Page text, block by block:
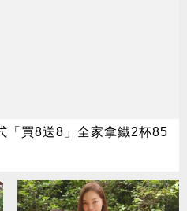
「買8送8」全家拿鐵2杯85